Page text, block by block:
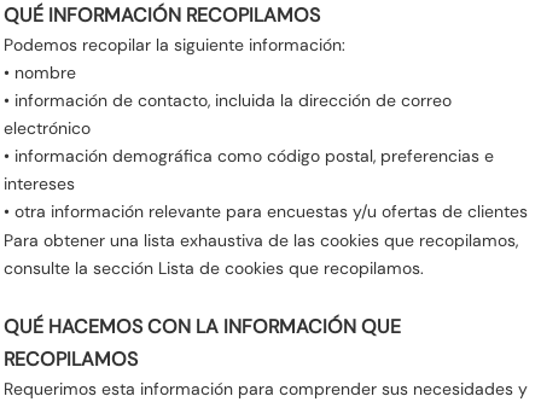
QUÉ INFORMACIÓN RECOPILAMOS
Podemos recopilar la siguiente información:
• nombre
• información de contacto, incluida la dirección de correo
electrónico
• información demográfica como código postal, preferencias e
intereses
• otra información relevante para encuestas y/u ofertas de clientes
Para obtener una lista exhaustiva de las cookies que recopilamos,
consulte la sección Lista de cookies que recopilamos.
QUÉ HACEMOS CON LA INFORMACIÓN QUE
RECOPILAMOS
Requerimos esta información para comprender sus necesidades y